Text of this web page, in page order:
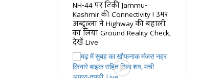
NH-44 पर टिकी Jammu-
Kashmir की Connectivity ! उमर
अब्दुल्ला ने Highway की बहाली
का लिया Ground Reality Check,
देखें Live